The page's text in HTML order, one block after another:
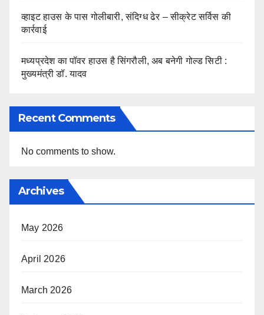
व्हाइट हाउस के पास गोलीबारी, संदिग्ध ढेर – सीक्रेट सर्विस की
कार्रवाई
मध्यप्रदेश का पॉवर हाउस है सिंगरौली, अब बनेगी गोल्ड सिटी :
मुख्यमंत्री डॉ. यादव
Recent Comments
No comments to show.
Archives
May 2026
April 2026
March 2026